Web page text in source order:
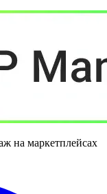
на маркетплейсах